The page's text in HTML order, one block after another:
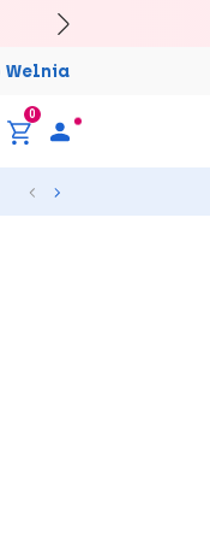
Welnia
0